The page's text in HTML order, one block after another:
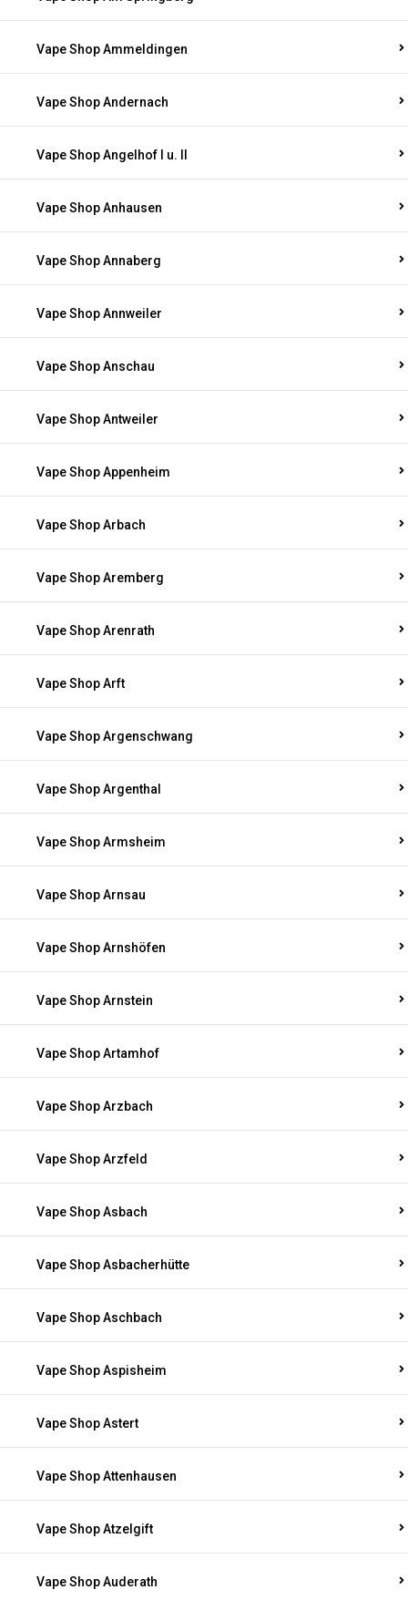
Vape Shop Ammeldingen
Vape Shop Andernach
Vape Shop Angelhof I u. II
Vape Shop Anhausen
Vape Shop Annaberg
Vape Shop Annweiler
Vape Shop Anschau
Vape Shop Antweiler
Vape Shop Appenheim
Vape Shop Arbach
Vape Shop Aremberg
Vape Shop Arenrath
Vape Shop Arft
Vape Shop Argenschwang
Vape Shop Argenthal
Vape Shop Armsheim
Vape Shop Arnsau
Vape Shop Arnshöfen
Vape Shop Arnstein
Vape Shop Artamhof
Vape Shop Arzbach
Vape Shop Arzfeld
Vape Shop Asbach
Vape Shop Asbacherhütte
Vape Shop Aschbach
Vape Shop Aspisheim
Vape Shop Astert
Vape Shop Attenhausen
Vape Shop Atzelgift
Vape Shop Auderath